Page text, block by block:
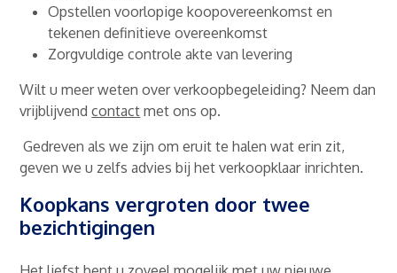
Opstellen voorlopige koopovereenkomst en
tekenen definitieve overeenkomst
Zorgvuldige controle akte van levering
Wilt u meer weten over verkoopbegeleiding? Neem dan
vrijblijvendcontact met ons op.
Gedreven als we zijn om eruit te halen wat erin zit,
geven we u zelfs advies bij het verkoopklaar inrichten.
Koopkans vergroten door twee
bezichtigingen